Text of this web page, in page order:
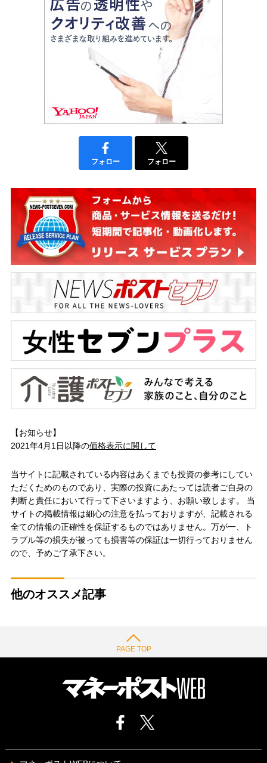
フォロー フォロー
【お知らせ】
2021年4月1日以降の価格表示に関して
当サイトに記載されている内容はあくまでも投資の参考にしてい
ただくためのものであり、実際の投資にあたっては読者ご自身の
判断と責任において行って下さいますよう、お願い致します。 当
サイトの掲載情報は細心の注意を払っておりますが、記載される
全ての情報の正確性を保証するものではありません。万が一、ト
ラブル等の損失が被っても損害等の保証は一切行っておりません
ので、予めご了承下さい。
他のオススメ記事
PAGE TOP